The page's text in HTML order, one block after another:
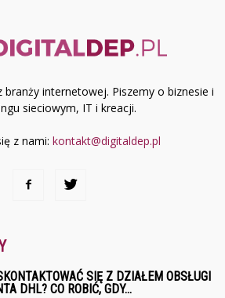
internetowej. Piszemy o biznesie i
sieciowym, IT i kreacji.
z nami: kontakt@digitaldep.pl
SIĘ Z DZIAŁEM OBSŁUGI
DHL? CO ROBIĆ, GDY...